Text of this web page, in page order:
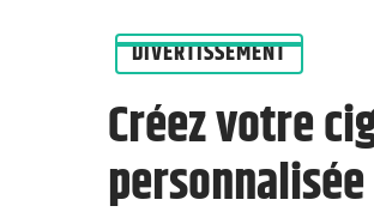
DIVERTISSEMENT
Créez votre